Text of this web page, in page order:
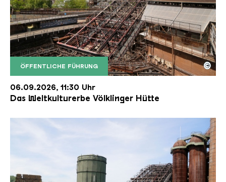
ÖFFENTLICHE FÜHRUNG
Der Erzschrägaufzug der Völklinger Hütte mit
Copyright: Weltkulturerbe Völklinger Hütte | Karl
©
06.09.2026, 11:30 Uhr
Das Weltkulturerbe Völklinger Hütte